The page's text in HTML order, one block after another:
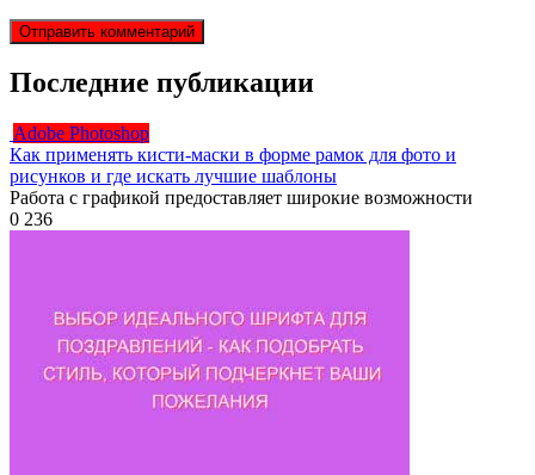
Последние публикации
Adobe Photoshop
Как применять кисти-маски в форме рамок для фото и
рисунков и где искать лучшие шаблоны
Работа с графикой предоставляет широкие возможности
0 236